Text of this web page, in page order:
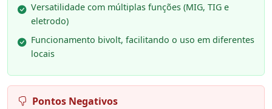
Versatilidade com múltiplas funções (MIG, TIG e
eletrodo)
Funcionamento bivolt, facilitando o uso em diferentes
locais
Pontos Negativos